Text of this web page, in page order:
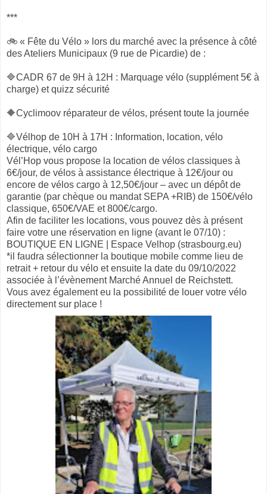
***
🚲 « Fête du Vélo » lors du marché avec la présence à côté
des Ateliers Municipaux (9 rue de Picardie) de :
🔷CADR 67 de 9H à 12H : Marquage vélo (supplément 5€ à
charge) et quizz sécurité
🔶Cyclimoov réparateur de vélos, présent toute la journée
🔷Vélhop de 10H à 17H : Information, location, vélo
électrique, vélo cargo
Vél’Hop vous propose la location de vélos classiques à
6€/jour, de vélos à assistance électrique à 12€/jour ou
encore de vélos cargo à 12,50€/jour – avec un dépôt de
garantie (par chèque ou mandat SEPA +RIB) de 150€/vélo
classique, 650€/VAE et 800€/cargo.
Afin de faciliter les locations, vous pouvez dès à présent
faire votre une réservation en ligne (avant le 07/10) :
BOUTIQUE EN LIGNE | Espace Velhop (strasbourg.eu)
*il faudra sélectionner la boutique mobile comme lieu de
retrait + retour du vélo et ensuite la date du 09/10/2022
associée à l’évènement Marché Annuel de Reichstett.
Vous avez également eu la possibilité de louer votre vélo
directement sur place !